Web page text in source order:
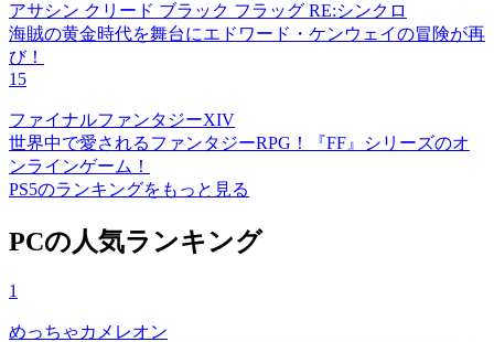
アサシン クリード ブラック フラッグ RE:シンクロ
海賊の黄金時代を舞台にエドワード・ケンウェイの冒険が再
び！
15
ファイナルファンタジーXIV
世界中で愛されるファンタジーRPG！『FF』シリーズのオ
ンラインゲーム！
PS5のランキングをもっと見る
PCの人気ランキング
1
めっちゃカメレオン